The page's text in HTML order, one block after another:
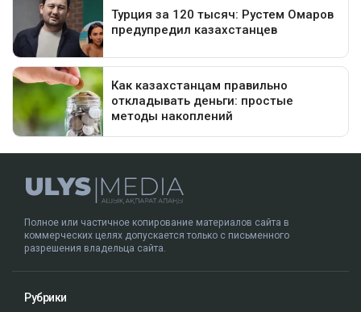
Полное или частичное копирование материалов сайта в
коммерческих целях допускается только с письменного
разрешения владельца сайта.
Рубрики